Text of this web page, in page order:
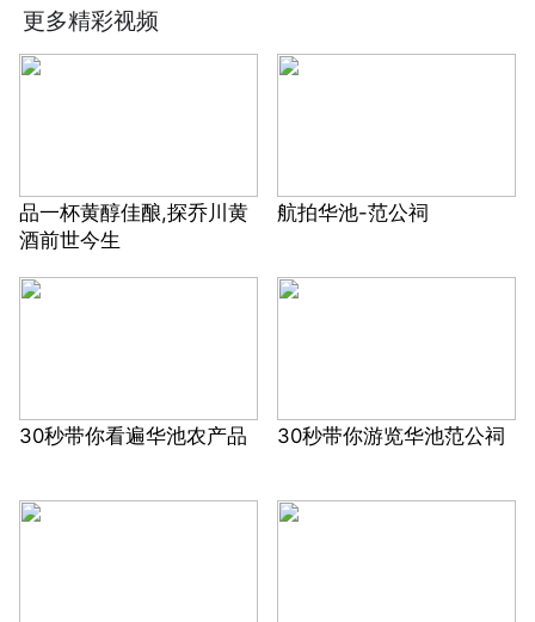
更多精彩视频
品一杯黄醇佳酿,探乔川黄
酒前世今生
航拍华池-范公祠
30秒带你看遍华池农产品 30秒带你游览华池范公祠